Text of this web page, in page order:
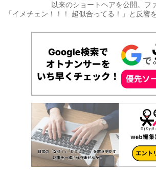
以来のショートヘアを公開。フ
「イメチェン！！！ 超似合ってる！」と反響